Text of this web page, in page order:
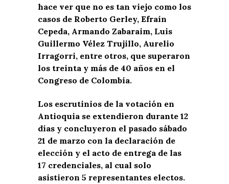
hace ver que no es tan viejo como los
casos de Roberto Gerley, Efraín
Cepeda, Armando Zabaraim, Luis
Guillermo Vélez Trujillo, Aurelio
Irragorri, entre otros, que superaron
los treinta y más de 40 años en el
Congreso de Colombia.
Los escrutinios de la votación en
Antioquia se extendieron durante 12
días y concluyeron el pasado sábado
21 de marzo con la declaración de
elección y el acto de entrega de las
17 credenciales, al cual solo
asistieron 5 representantes electos.